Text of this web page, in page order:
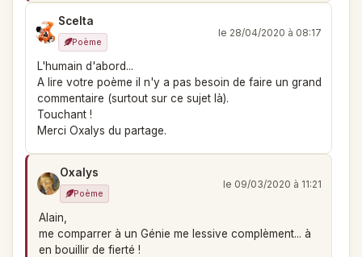
Scelta
Poème
le 28/04/2020 à 08:17
L'humain d'abord...
A lire votre poème il n'y a pas besoin de faire un grand
commentaire (surtout sur ce sujet là).
Touchant !
Merci Oxalys du partage.
Oxalys
Poème
le 09/03/2020 à 11:21
Alain,
me comparrer à un Génie me lessive complèment... à
en bouillir de fierté !